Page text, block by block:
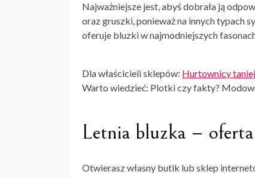
Najważniejsze jest, abyś dobrała ją
oraz gruszki, ponieważ na innych typach
oferuje bluzki w najmodniejszych
Dla właścicieli sklepów: Hurtownicy
Warto wiedzieć: Plotki czy fakty?
Letnia bluzka –
Otwierasz własny butik lub sklep